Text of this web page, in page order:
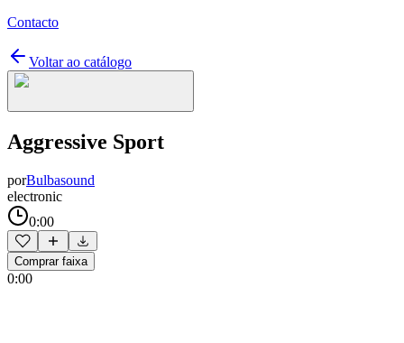
Contacto
Voltar ao catálogo
Aggressive Sport
porBulbasound
electronic
0:00
Comprar faixa
0:00